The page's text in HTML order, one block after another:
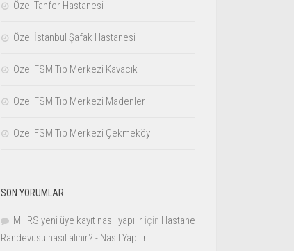
Özel Tanfer Hastanesi
Özel İstanbul Şafak Hastanesi
Özel FSM Tıp Merkezi Kavacık
Özel FSM Tıp Merkezi Madenler
Özel FSM Tıp Merkezi Çekmeköy
SON YORUMLAR
MHRS yeni üye kayıt nasıl yapılır için Hastane
Randevusu nasıl alınır? - Nasıl Yapılır